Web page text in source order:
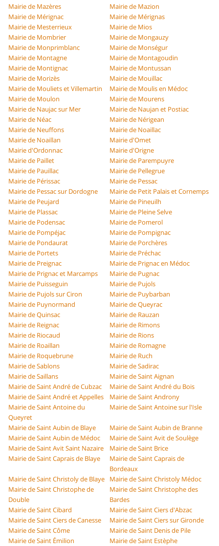
Mairie de Mazères
Mairie de Mazion
Mairie de Mérignac
Mairie de Mérignas
Mairie de Mesterrieux
Mairie de Mios
Mairie de Mombrier
Mairie de Mongauzy
Mairie de Monprimblanc
Mairie de Monségur
Mairie de Montagne
Mairie de Montagoudin
Mairie de Montignac
Mairie de Montussan
Mairie de Morizès
Mairie de Mouillac
Mairie de Mouliets et Villemartin
Mairie de Moulis en Médoc
Mairie de Moulon
Mairie de Mourens
Mairie de Naujac sur Mer
Mairie de Naujan et Postiac
Mairie de Néac
Mairie de Nérigean
Mairie de Neuffons
Mairie de Noaillac
Mairie de Noaillan
Mairie d'Omet
Mairie d'Ordonnac
Mairie d'Origne
Mairie de Paillet
Mairie de Parempuyre
Mairie de Pauillac
Mairie de Pellegrue
Mairie de Périssac
Mairie de Pessac
Mairie de Pessac sur Dordogne
Mairie de Petit Palais et Cornemps
Mairie de Peujard
Mairie de Pineuilh
Mairie de Plassac
Mairie de Pleine Selve
Mairie de Podensac
Mairie de Pomerol
Mairie de Pompéjac
Mairie de Pompignac
Mairie de Pondaurat
Mairie de Porchères
Mairie de Portets
Mairie de Préchac
Mairie de Preignac
Mairie de Prignac en Médoc
Mairie de Prignac et Marcamps
Mairie de Pugnac
Mairie de Puisseguin
Mairie de Pujols
Mairie de Pujols sur Ciron
Mairie de Puybarban
Mairie de Puynormand
Mairie de Queyrac
Mairie de Quinsac
Mairie de Rauzan
Mairie de Reignac
Mairie de Rimons
Mairie de Riocaud
Mairie de Rions
Mairie de Roaillan
Mairie de Romagne
Mairie de Roquebrune
Mairie de Ruch
Mairie de Sablons
Mairie de Sadirac
Mairie de Saillans
Mairie de Saint Aignan
Mairie de Saint André de Cubzac
Mairie de Saint André du Bois
Mairie de Saint André et Appelles
Mairie de Saint Androny
Mairie de Saint Antoine du
Queyret
Mairie de Saint Antoine sur l'Isle
Mairie de Saint Aubin de Blaye
Mairie de Saint Aubin de Branne
Mairie de Saint Aubin de Médoc
Mairie de Saint Avit de Soulège
Mairie de Saint Avit Saint Nazaire
Mairie de Saint Brice
Mairie de Saint Caprais de Blaye
Mairie de Saint Caprais de
Bordeaux
Mairie de Saint Christoly de Blaye
Mairie de Saint Christoly Médoc
Mairie de Saint Christophe de
Double
Mairie de Saint Christophe des
Bardes
Mairie de Saint Cibard
Mairie de Saint Ciers d'Abzac
Mairie de Saint Ciers de Canesse
Mairie de Saint Ciers sur Gironde
Mairie de Saint Côme
Mairie de Saint Denis de Pile
Mairie de Saint Émilion
Mairie de Saint Estèphe